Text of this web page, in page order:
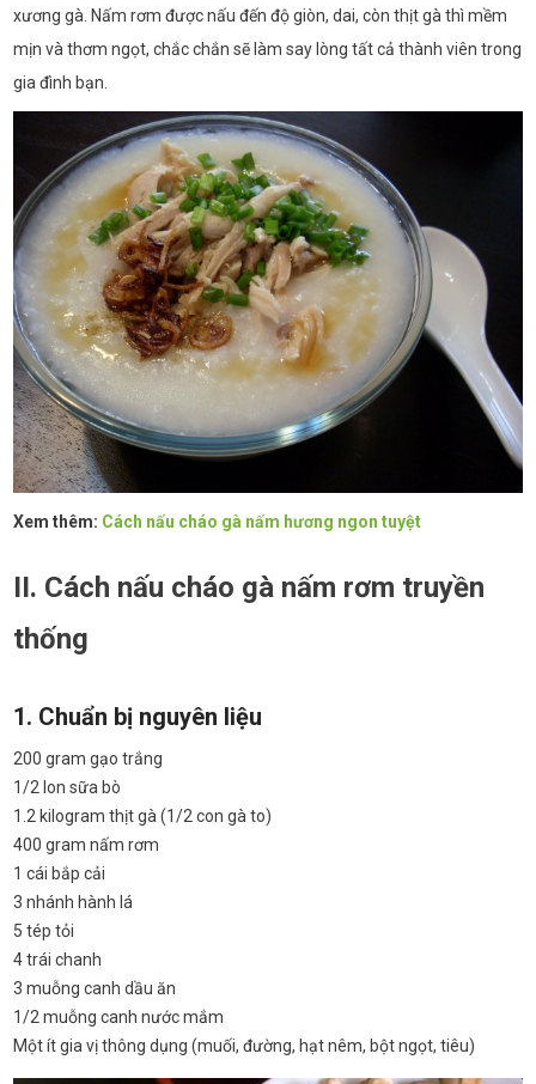
xương gà. Nấm rơm được nấu đến độ giòn, dai, còn thịt gà thì mềm
mịn và thơm ngọt, chắc chắn sẽ làm say lòng tất cả thành viên trong
gia đình bạn.
Xem thêm: Cách nấu cháo gà nấm hương ngon tuyệt
II. Cách nấu cháo gà nấm rơm truyền
thống
1. Chuẩn bị nguyên liệu
200 gram gạo trắng
1/2 lon sữa bò
1.2 kilogram thịt gà (1/2 con gà to)
400 gram nấm rơm
1 cái bắp cải
3 nhánh hành lá
5 tép tỏi
4 trái chanh
3 muỗng canh dầu ăn
1/2 muỗng canh nước mắm
Một ít gia vị thông dụng (muối, đường, hạt nêm, bột ngọt, tiêu)